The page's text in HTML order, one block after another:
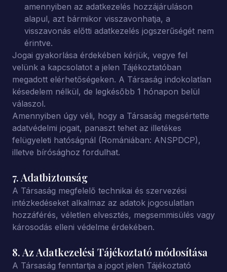
amennyiben az adatkezelés hozzájáruláson
alapul, azt bármikor visszavonhatja, a
visszavonás előtti adatkezelés jogszerűségét nem
érintve.
Jogai gyakorlása érdekében kérjük, vegye fel
velünk a kapcsolatot a jelen Tájékoztatóban
megadott elérhetőségeken. A Társaság indokolatlan
késedelem nélkül, de legkésőbb 1 hónapon belül
válaszol.
Amennyiben úgy véli, hogy a Társaság megsértette
adatvédelmi jogait, panaszt tehet az illetékes
felügyeleti hatóságnál (Romániában: ANSPDCP),
illetve bírósághoz fordulhat.
7. Adatbiztonság
A Társaság megfelelő technikai és szervezési
intézkedéseket alkalmaz az adatok jogosulatlan
hozzáférés, véletlen elvesztés, megsemmisülés vagy
károsodás elleni védelme érdekében.
8. Az Adatkezelési Tájékoztató módosítása
A Társaság fenntartja a jogot jelen Tájékoztató